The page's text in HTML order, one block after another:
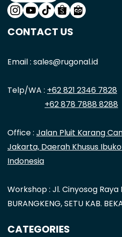
CONTACT US
Email : sales@rugonal.id
Telp/WA : +62 821 2346 7828
+62 878 7888 8288
Office : Jalan Pluit Karang
Jakarta, Daerah Khusus
Indonesia
Workshop : Jl. Cinyosog Raya
BURANGKENG, SETU KAB.
CATEGORIES